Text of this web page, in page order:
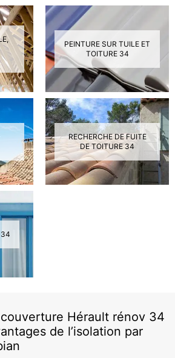
PEINTURE SUR TUILE ET
TOITURE 34
RECHERCHE DE FUITE
DE TOITURE 34
34
couverture Hérault rénov 34
de l’isolation par